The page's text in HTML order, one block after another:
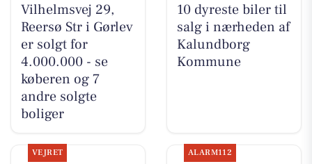
Vilhelmsvej 29,
Reersø Str i Gørlev
er solgt for
4.000.000 - se
køberen og 7
andre solgte
boliger
10 dyreste biler til
salg i nærheden af
Kalundborg
Kommune
VEJRET ALARM112